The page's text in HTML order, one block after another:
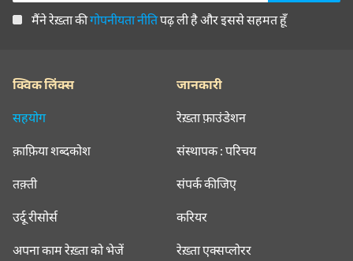
मैंने रेख़्ता कीगोपनीयता नीतिपढ़ ली है और इससे सहमत हूँ
क्विक लिंक्स
सहयोग
क़ाफ़िया शब्दकोश
तक़्ती
उर्दू रीसोर्स
अपना काम रेख़्ता को भेजें
जानकारी
रेख़्ता फ़ाउंडेशन
संस्थापक : परिचय
संपर्क कीजिए
करियर
रेख़्ता एक्सप्लोरर